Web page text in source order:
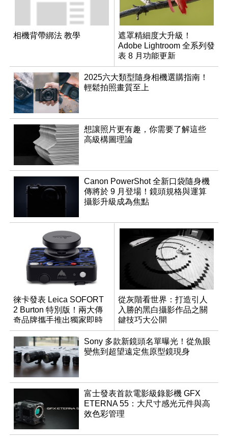
相機背帶綁法 教學
遮罩精細度大升級！
Adobe Lightroom 全系列發
表 8 月功能更新
2025六大類型隨身相機選購指南！
輕鬆拍照畫質至上
想讓照片更有趣，你需要了解這些
高級構圖理論
Canon PowerShot 全新口袋隨身機
傳將於 9 月登場！鏡頭規格與運算
攝影升級成為焦點
徠卡發表 Leica SOFORT
2 Burton 特別版！兩大傳
奇品牌攜手推出獨家即時
成像相機
從灰階看世界：打造引人
入勝的黑白攝影作品之關
鍵技巧大公開
Sony 多款新鏡頭名單曝光！從魚眼
變焦到超望遠定焦原型鏡現身
富士發表首款電影級錄影機 GFX
ETERNA 55：大尺寸感光元件與高
效色彩管理